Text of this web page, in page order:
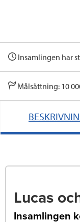
Insamlingen har
Målsättning: 10
Lucas
Insamlingen